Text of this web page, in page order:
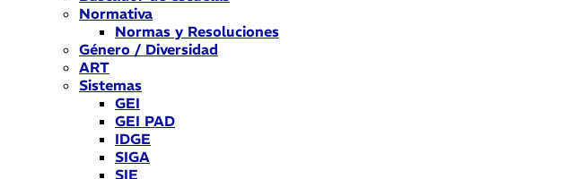
Normativa
Normas y Resoluciones
Género / Diversidad
ART
Sistemas
GEI
GEI PAD
IDGE
SIGA
SIE